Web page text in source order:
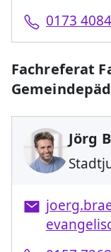
0173
Fachreferat
Jörg